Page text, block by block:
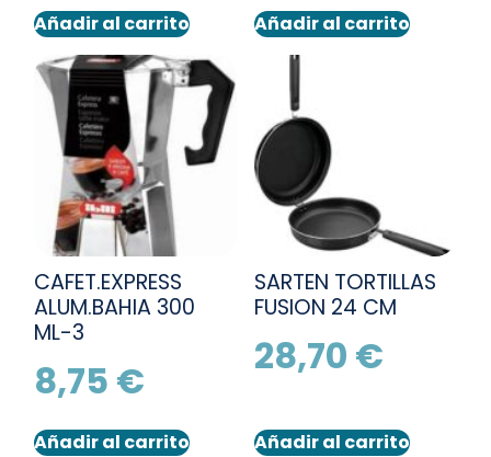
Añadir al carrito Añadir al carrito
CAFET.EXPRESS
ALUM.BAHIA 300
ML-3
8,75 €
Añadir al carrito
SARTEN TORTILLAS
FUSION 24 CM
28,70 €
Añadir al carrito